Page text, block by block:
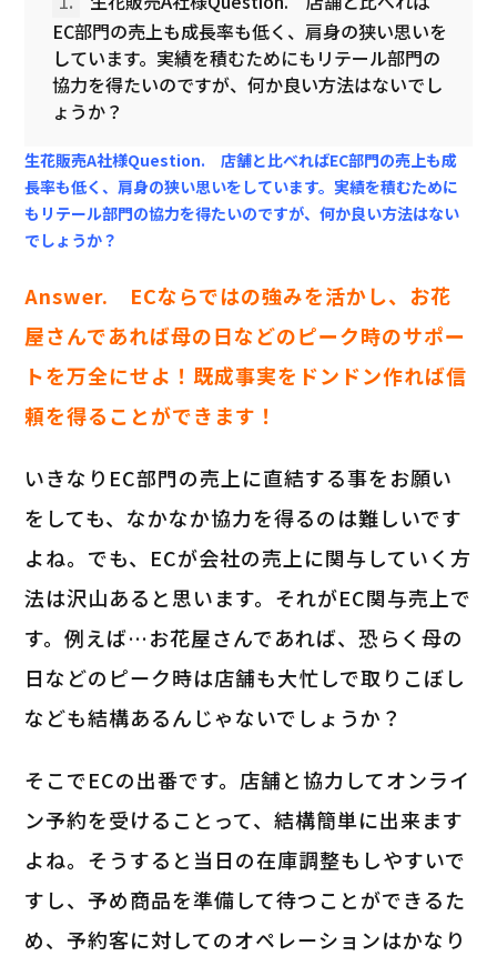
EC部門の売上も成長率も低く、肩身の狭い思いを
しています。実績を積むためにもリテール部門の
協力を得たいのですが、何か良い方法はないでし
ょうか？
生花販売A社様Question. 店舗と比べればEC部門の売上も成
長率も低く、肩身の狭い思いをしています。実績を積むために
もリテール部門の協力を得たいのですが、何か良い方法はない
でしょうか？
Answer. ECならではの強みを活かし、お花
屋さんであれば母の日などのピーク時のサポー
トを万全にせよ！既成事実をドンドン作れば信
頼を得ることができます！
いきなりEC部門の売上に直結する事をお願い
をしても、なかなか協力を得るのは難しいです
よね。でも、ECが会社の売上に関与していく方
法は沢山あると思います。それがEC関与売上で
す。例えば…お花屋さんであれば、恐らく母の
日などのピーク時は店舗も大忙しで取りこぼし
なども結構あるんじゃないでしょうか？
そこでECの出番です。店舗と協力してオンライ
ン予約を受けることって、結構簡単に出来ます
よね。そうすると当日の在庫調整もしやすいで
すし、予め商品を準備して待つことができるた
め、予約客に対してのオペレーションはかなり